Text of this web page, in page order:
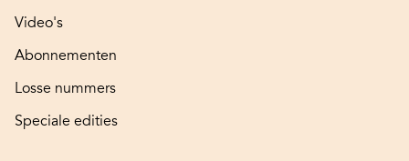
Video's
Abonnementen
Losse nummers
Speciale edities